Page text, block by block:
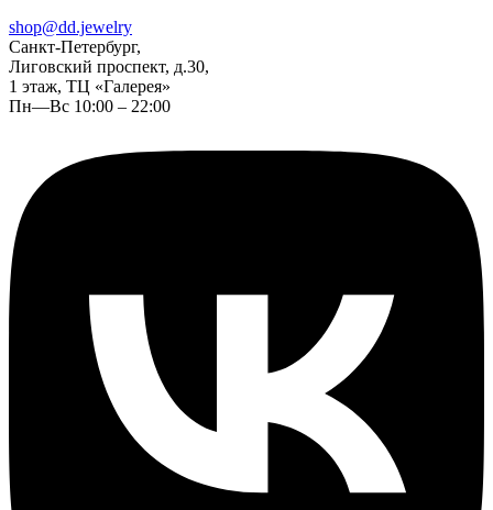
shop@dd.jewelry
Санкт-Петербург,
Лиговский проспект, д.30,
1 этаж, ТЦ «Галерея»
Пн—Вс 10:00 – 22:00